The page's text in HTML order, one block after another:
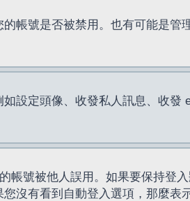
帳號是否被禁用。也有可能是管
設定頭像、收發私人訊息、收發
帳號被他人誤用。如果要保持登
沒有看到自動登入選項，那麼表